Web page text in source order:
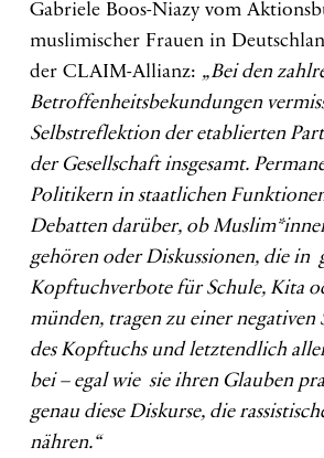
Gabriele Boos-Niazy vom
muslimischer Frauen in
der CLAIM-Allianz: „Bei den
Betroffenheitsbekundungen
Selbstreflektion der etablierten
der Gesellschaft insgesamt.
Politikern in staatlichen
Debatten darüber, ob
gehören oder Diskussionen, die in
Kopftuchverbote für Schule, Kita
münden, tragen zu einer negativen
des Kopftuchs und letztendlich
bei – egal wie sie ihren Glauben
genau diese Diskurse, die
nähren.“